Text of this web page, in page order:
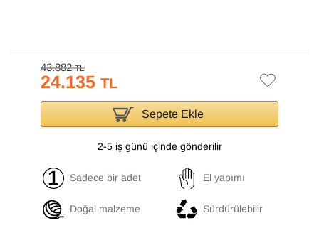
43.882TL
24.135 TL
Sepete Ekle
2-5 iş günü içinde gönderilir
Sadece bir adet El yapımı
Doğal malzeme Sürdürülebilir